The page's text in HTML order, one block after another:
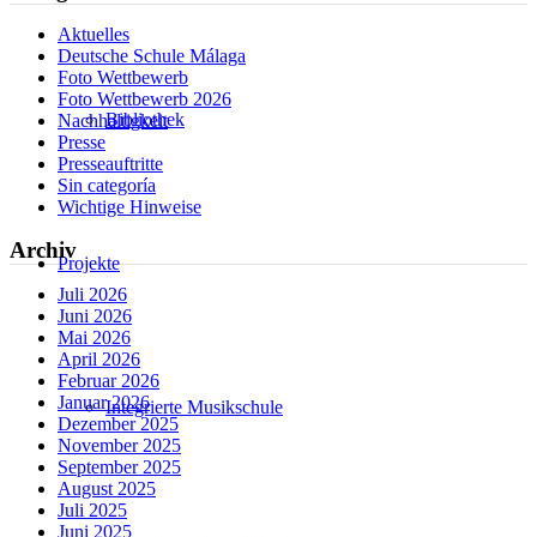
Bibliothek
Projekte
Integrierte Musikschule
Aktuelles
Deutsche Schule Málaga
Foto Wettbewerb
Foto Wettbewerb 2026
Nachhaltigkeit
Presse
Presseauftritte
Sin categoría
Wichtige Hinweise
Archiv
Juli 2026
Juni 2026
Mai 2026
April 2026
Februar 2026
Januar 2026
Dezember 2025
November 2025
September 2025
August 2025
Juli 2025
Juni 2025